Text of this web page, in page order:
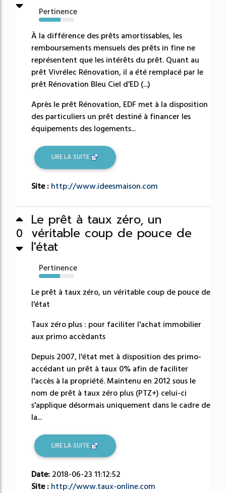
Pertinence
62%
À la différence des prêts amortissables, les
remboursements mensuels des prêts in fine ne
représentent que les intérêts du prêt. Quant au
prêt Vivrélec Rénovation, il a été remplacé par le
prêt Rénovation Bleu Ciel d'ED (...)
Après le prêt Rénovation, EDF met à la disposition
des particuliers un prêt destiné à financer les
équipements des logements...
LIRE LA SUITE
Site : http://www.ideesmaison.com
0
Le prêt à taux zéro, un
véritable coup de pouce de
l'état
Pertinence
60%
Le prêt à taux zéro, un véritable coup de pouce de
l'état
Taux zéro plus : pour faciliter l'achat immobilier
aux primo accèdants
Depuis 2007, l'état met à disposition des primo-
accédant un prêt à taux 0% afin de faciliter
l'accès à la propriété. Maintenu en 2012 sous le
nom de prêt à taux zéro plus (PTZ+) celui-ci
s'applique désormais uniquement dans le cadre de
la...
LIRE LA SUITE
Date: 2018-06-23 11:12:52
Site : http://www.taux-online.com